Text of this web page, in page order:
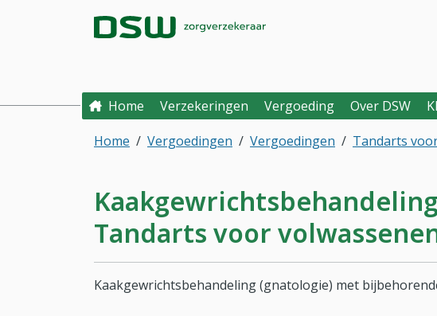
Direct naar hoofdinhoud
Direct naar hoofdmenu DSW Zorgverzekeraar. Goed
Home Verzekeringen Vergoeding Over DSW
Home
Vergoedingen Vergoedingen Tandarts
Tandarts voor
Kaakgewrichtsbehandeling (gnatologie) met